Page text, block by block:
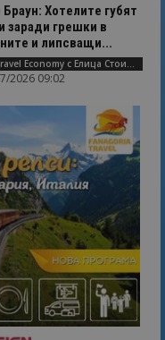
Хотелите губят
заради грешки в
и липсващи...
AI Travel Economy с Елица Стоилова
2026 09:02